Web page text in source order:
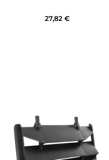
27,82 €